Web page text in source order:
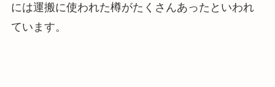
には運搬に使われた樽がたくさんあったといわれ
ています。